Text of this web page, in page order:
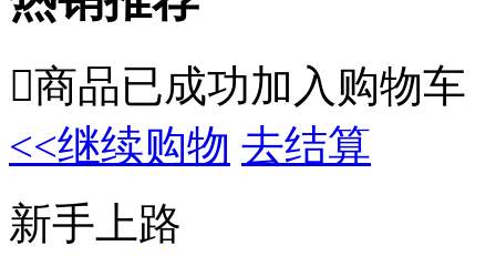
商品已成功加入购物车
<<继续购物 去结算
新手上路